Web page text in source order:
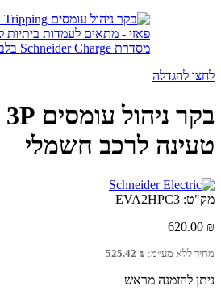
לחצו להגדלה
טעינה לרכב חשמלי
מק"ט: EVA2HPC3
620.00 ₪
מחיר ללא מע״מ: 525.42 ₪
ניתן להזמנה מראש